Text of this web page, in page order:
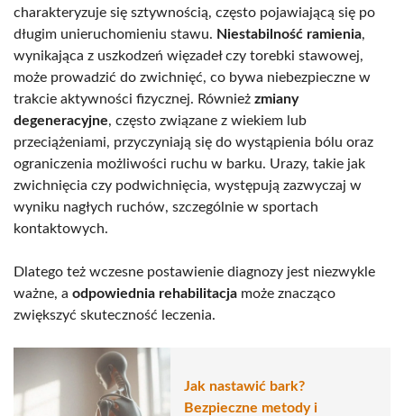
charakteryzuje się sztywnością, często pojawiającą się po
długim unieruchomieniu stawu. Niestabilność ramienia,
wynikająca z uszkodzeń więzadeł czy torebki stawowej,
może prowadzić do zwichnięć, co bywa niebezpieczne w
trakcie aktywności fizycznej. Również zmiany
degeneracyjne, często związane z wiekiem lub
przeciążeniami, przyczyniają się do wystąpienia bólu oraz
ograniczenia możliwości ruchu w barku. Urazy, takie jak
zwichnięcia czy podwichnięcia, występują zazwyczaj w
wyniku nagłych ruchów, szczególnie w sportach
kontaktowych.
Dlatego też wczesne postawienie diagnozy jest niezwykle
ważne, a odpowiednia rehabilitacja może znacząco
zwiększyć skuteczność leczenia.
Jak nastawić bark?
Bezpieczne metody i